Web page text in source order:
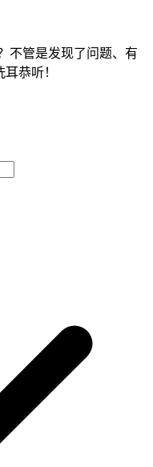
不管是发现了问题、有
恭听！